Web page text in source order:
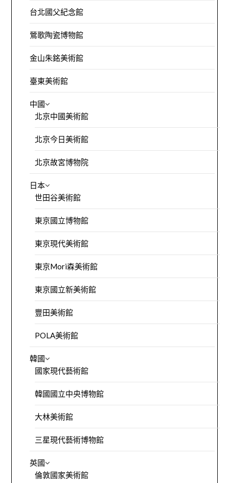
台北國父紀念館
鶯歌陶瓷博物館
金山朱銘美術館
臺東美術館
中國
北京中國美術館
北京今日美術館
北京故宮博物院
日本
世田谷美術館
東京國立博物館
東京現代美術館
東京Mori森美術館
東京國立新美術館
豐田美術館
POLA美術館
韓國
國家現代藝術館
韓國國立中央博物館
大林美術館
三星現代藝術博物館
英國
倫敦國家美術館